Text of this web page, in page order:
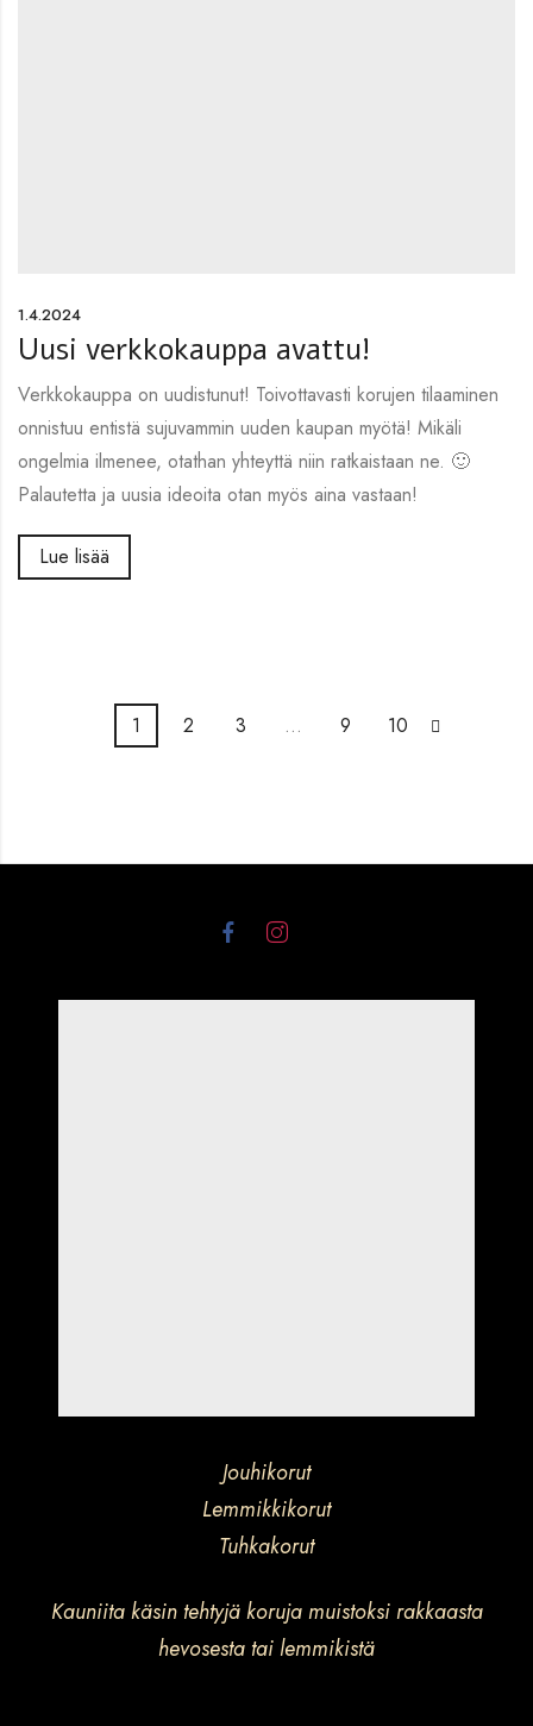
1.4.2024
Uusi verkkokauppa avattu!
Verkkokauppa on uudistunut! Toivottavasti korujen tilaaminen
onnistuu entistä sujuvammin uuden kaupan myötä! Mikäli
ongelmia ilmenee, otathan yhteyttä niin ratkaistaan ne. 🙂
Palautetta ja uusia ideoita otan myös aina vastaan!
Lue lisää
1 2 3 … 9 10
Jouhikorut
Lemmikkikorut
Tuhkakorut
Kauniita käsin tehtyjä koruja muistoksi rakkaasta
hevosesta tai lemmikistä